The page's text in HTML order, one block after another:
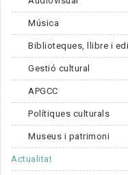
Música
Biblioteques, llibre i
Gestió cultural
APGCC
Polítiques culturals
Museus i patrimoni
Actualitat